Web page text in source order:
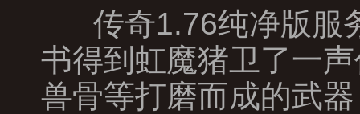
传奇1.76纯净版服
书得到虹魔猪卫了一
兽骨等打磨而成的武